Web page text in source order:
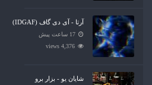
آرتا - آی دی گاف (IDGAF)
17 ساعت پیش
4,376 views
شایان یو - بزار برو